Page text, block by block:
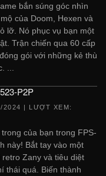
bắn súng góc nhìn
của Doom, Hexen và
lỡ. Nó phục vụ bạn một
Trận chiến qua 60 cấp
gói với những kẻ thù
...
P2P
2024 | LƯỢT XEM:
của bạn trong FPS-
này! Bắt tay vào một
Zany và tiêu diệt
thái quá. Biến thành